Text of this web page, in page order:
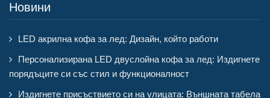
Новини
LED акрилна кофа за лед: Дизайн, който работи
Персонализирана LED двуслойна кофа за лед: Издигнете
порядъците си със стил и функционалност
Издигнете присъствието си на улицата: Външната табела